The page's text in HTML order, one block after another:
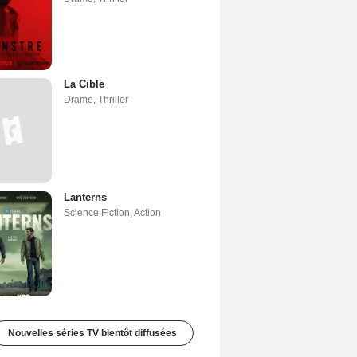
La Cible
Drame, Thriller
Lanterns
Science Fiction,Action
Nouvelles séries TV bientôt diffusées